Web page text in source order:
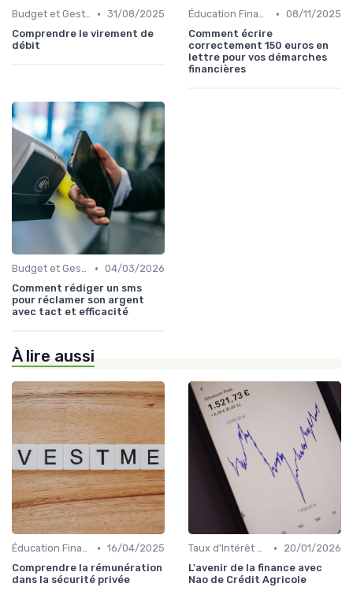
Budget et Gestion des Finances Personnelles • 31/08/2025
Comprendre le virement de
débit
Éducation Financière • 08/11/2025
Comment écrire
correctement 150 euros en
lettre pour vos démarches
financières
Budget et Gestion des Finances Personnelles • 04/03/2026
Comment rédiger un sms
pour réclamer son argent
avec tact et efficacité
À lire aussi
Éducation Financière • 16/04/2025
Comprendre la rémunération
dans la sécurité privée
Taux d'Intérêt et Conditions de Crédit •
20/01/2026
L'avenir de la finance avec
Nao de Crédit Agricole